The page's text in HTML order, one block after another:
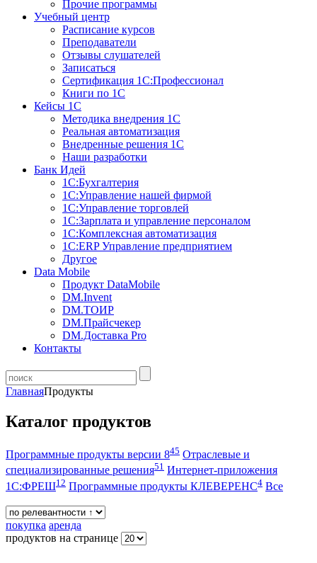
Прочие программы
Учебный центр
Расписание курсов
Преподаватели
Отзывы слушателей
Записаться
Сертификация 1С:Профессионал
Книги по 1С
Кейсы 1С
Методика внедрения 1С
Реальная автоматизация
Внедренные решения 1С
Наши разработки
Банк Идей
1С:Бухгалтерия
1С:Управление нашей фирмой
1С:Управление торговлей
1С:Зарплата и управление персоналом
1С:Комплексная автоматизация
1С:ERP Управление предприятием
Другое
Data Mobile
Продукт DataMobile
DM.Invent
DM.ТОИР
DM.Прайсчекер
DM.Доставка Pro
Контакты
ГлавнаяПродукты
Каталог продуктов
Программные продукты версии 845 Отраслевые и
специализированные решения51 Интернет-приложения
1С:ФРЕШ12 Программные продукты КЛЕВЕРЕНС4 Все
покупка аренда
продуктов на странице